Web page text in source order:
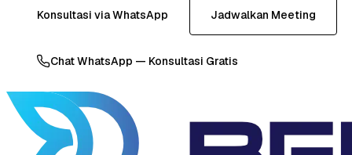
Konsultasi via WhatsApp Jadwalkan Meeting
Chat WhatsApp — Konsultasi Gratis